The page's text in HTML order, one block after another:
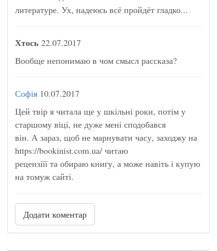
литературе. Ух, надеюсь всё пройдёт гладко...
Хтось 22.07.2017
Вообще непонимаю в чом смысл рассказа?
Софія 10.07.2017
Цей твір я читала ще у шкільні роки, потім у
старшому віці, не дуже мені сподобався
він. А зараз, щоб не марнувати часу, заходжу на
https://bookinist.com.ua/ читаю
рецензіїї та обираю книгу, а може навіть і купую
на томуж сайті.
Додати коментар